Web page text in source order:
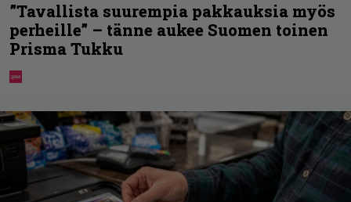
”Tavallista suurempia pakkauksia myös
perheille” – tänne aukee Suomen toinen
Prisma Tukku